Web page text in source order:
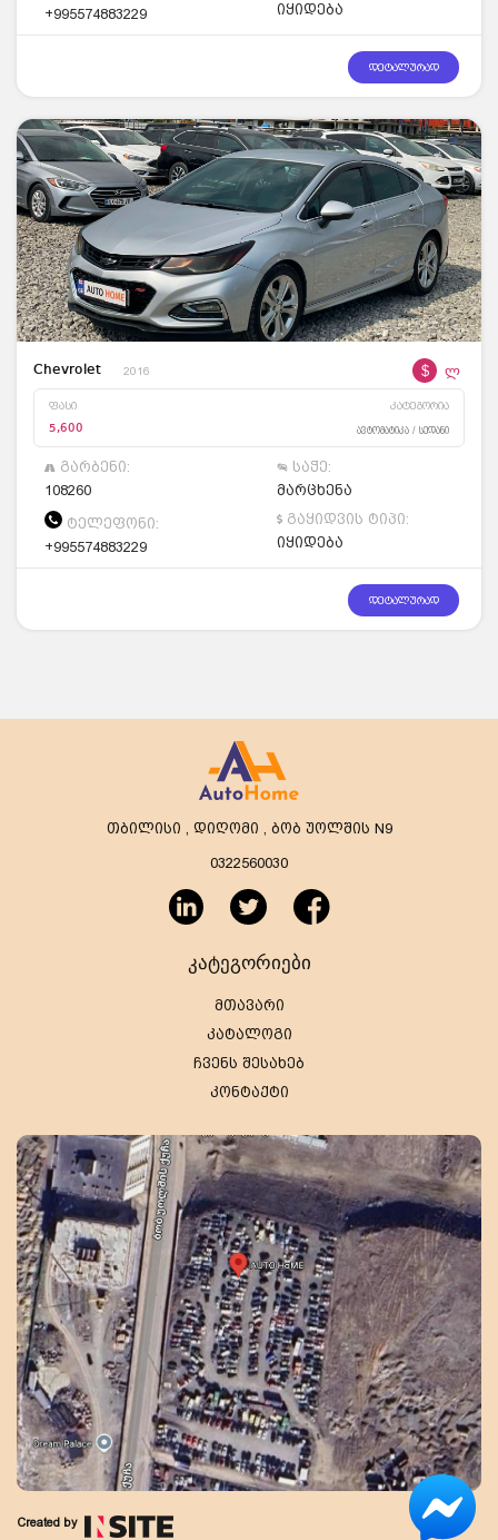
+995574883229
იყიდება
დეტალურად
Chevrolet 2016 $ ლ
ფასი კატეგორია
5,600 ავტომატიკა / სედანი
გარბენი:
108260
საჭე:
მარცხენა
ტელეფონი:
+995574883229
გაყიდვის ტიპი:
იყიდება
დეტალურად
თბილისი , დიღომი , ბობ უოლშის N9
0322560030
კატეგორიები
მთავარი
კატალოგი
ჩვენს შესახებ
კონტაქტი
Created by